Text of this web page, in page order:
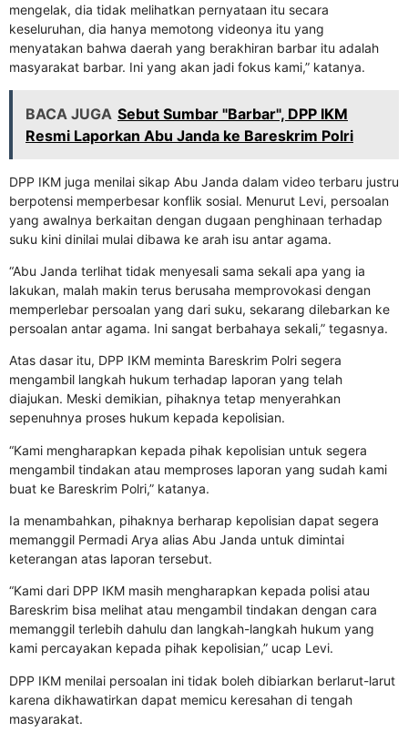
mengelak, dia tidak melihatkan pernyataan itu secara
keseluruhan, dia hanya memotong videonya itu yang
menyatakan bahwa daerah yang berakhiran barbar itu adalah
masyarakat barbar. Ini yang akan jadi fokus kami,” katanya.
BACA JUGA Sebut Sumbar "Barbar", DPP IKM
Resmi Laporkan Abu Janda ke Bareskrim Polri
DPP IKM juga menilai sikap Abu Janda dalam video terbaru justru
berpotensi memperbesar konflik sosial. Menurut Levi, persoalan
yang awalnya berkaitan dengan dugaan penghinaan terhadap
suku kini dinilai mulai dibawa ke arah isu antar agama.
“Abu Janda terlihat tidak menyesali sama sekali apa yang ia
lakukan, malah makin terus berusaha memprovokasi dengan
memperlebar persoalan yang dari suku, sekarang dilebarkan ke
persoalan antar agama. Ini sangat berbahaya sekali,” tegasnya.
Atas dasar itu, DPP IKM meminta Bareskrim Polri segera
mengambil langkah hukum terhadap laporan yang telah
diajukan. Meski demikian, pihaknya tetap menyerahkan
sepenuhnya proses hukum kepada kepolisian.
“Kami mengharapkan kepada pihak kepolisian untuk segera
mengambil tindakan atau memproses laporan yang sudah kami
buat ke Bareskrim Polri,” katanya.
Ia menambahkan, pihaknya berharap kepolisian dapat segera
memanggil Permadi Arya alias Abu Janda untuk dimintai
keterangan atas laporan tersebut.
“Kami dari DPP IKM masih mengharapkan kepada polisi atau
Bareskrim bisa melihat atau mengambil tindakan dengan cara
memanggil terlebih dahulu dan langkah-langkah hukum yang
kami percayakan kepada pihak kepolisian,” ucap Levi.
DPP IKM menilai persoalan ini tidak boleh dibiarkan berlarut-larut
karena dikhawatirkan dapat memicu keresahan di tengah
masyarakat.